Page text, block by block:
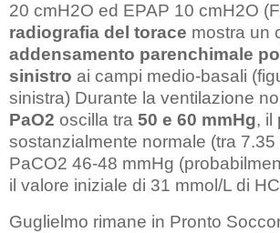
20 cmH2O ed EPAP 10 cmH2O
radiografia del torace mostra un
addensamento parenchimale
sinistro ai campi medio-basali
sinistra) Durante la ventilazione
PaO2 oscilla tra 50 e 60 mmHg, il
sostanzialmente normale (tra 7.35
PaCO2 46-48 mmHg
il valore iniziale di 31 mmol/L di
Guglielmo rimane in Pronto